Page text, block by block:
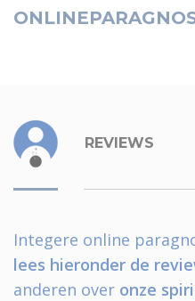
REVIEWS
Integere online
lees hieronder de
anderen over onze